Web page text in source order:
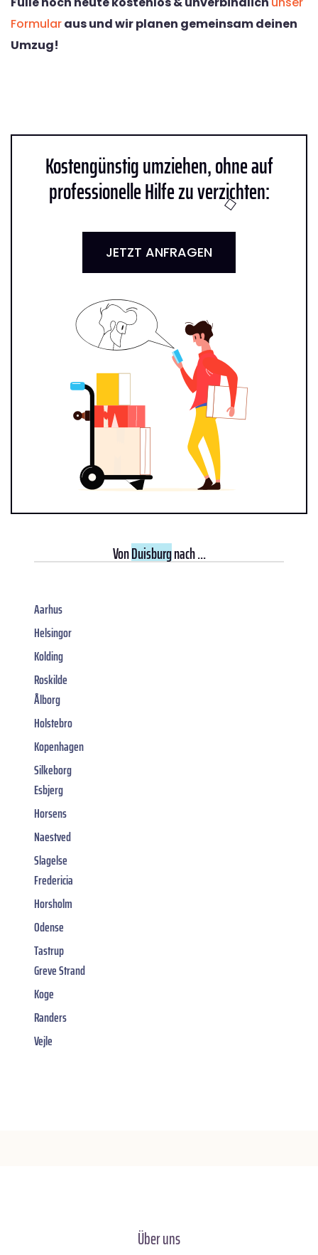
Formularaus und wir planen gemeinsam deinen
Umzug!
Kostengünstig umziehen, ohne auf
professionelle Hilfe zu verzichten:
JETZT ANFRAGEN
VonDuisburgnach ...
Aarhus
Helsingor
Kolding
Roskilde
Ålborg
Holstebro
Kopenhagen
Silkeborg
Esbjerg
Horsens
Naestved
Slagelse
Fredericia
Horsholm
Odense
Tastrup
Greve Strand
Koge
Randers
Vejle
Über uns